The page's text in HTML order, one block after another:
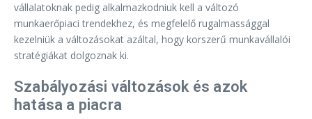
vállalatoknak pedig alkalmazkodniuk kell a változó
munkaerőpiaci trendekhez, és megfelelő rugalmassággal
kezelniük a változásokat azáltal, hogy korszerű munkavállalói
stratégiákat dolgoznak ki.
Szabályozási változások és azok
hatása a piacra